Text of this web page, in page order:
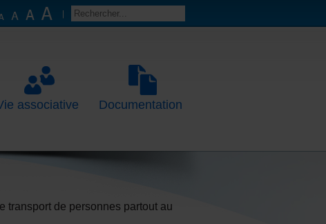
associative Documentation
transport de personnes partout au